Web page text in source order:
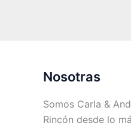
Nosotras
Somos Carla &
Rincón desde lo